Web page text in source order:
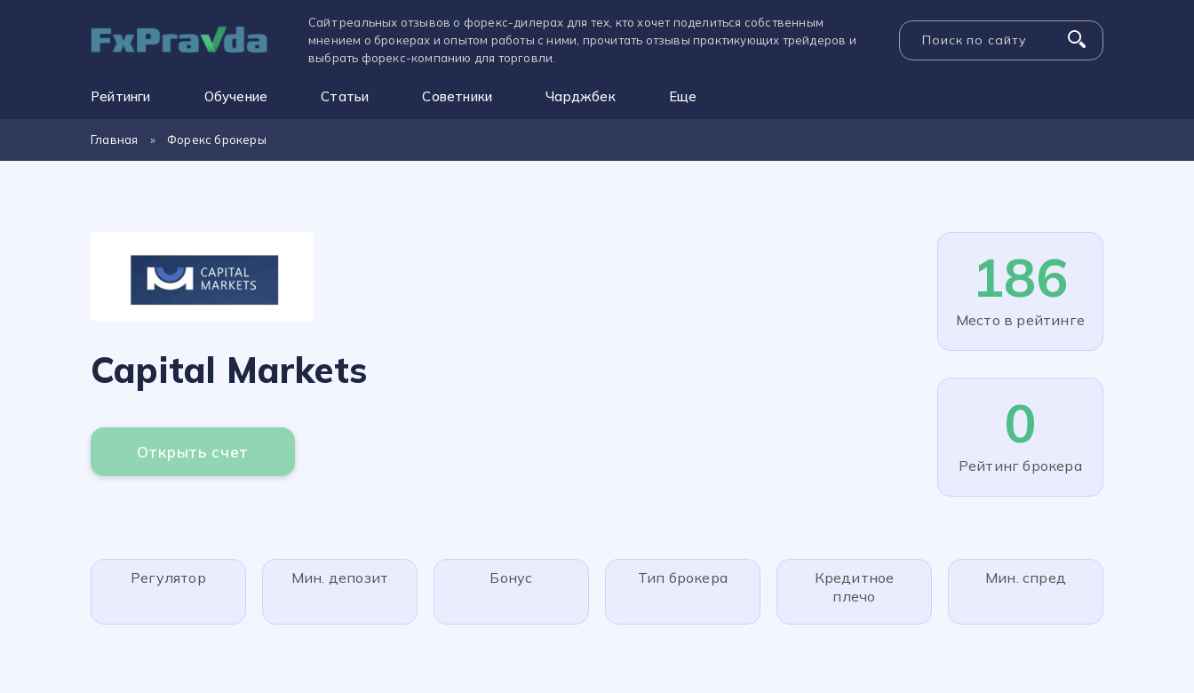
Сайт реальных отзывов о форекс-дилерах для тех, кто хочет поделиться собственным
мнением о брокерах и опытом работы с ними, прочитать отзывы практикующих трейдеров и
выбрать форекс-компанию для торговли.
Рейтинги Обучение Статьи Советники Чарджбек Еще
Главная » Форекс брокеры
Capital Markets
Открыть счет
186
Место в рейтинге
0
Рейтинг брокера
Регулятор Мин. депозит Бонус Тип брокера
Кредитное
плечо
Мин. спред